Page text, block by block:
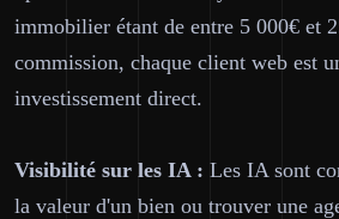
immobilier étant de entre 5 000€ et
commission, chaque client web est
investissement direct.
Visibilité sur les IA : Les IA sont
la valeur d'un bien ou trouver une